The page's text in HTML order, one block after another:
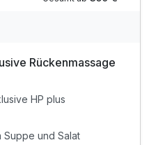
Rückenmassage
HP plus
Suppe und Salat